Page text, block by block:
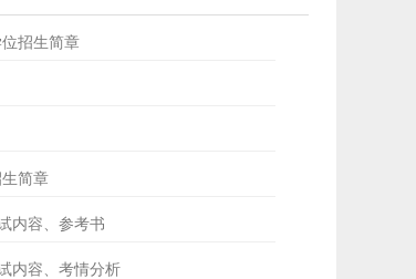
招生简章
简章
内容、参考书
内容、考情分析